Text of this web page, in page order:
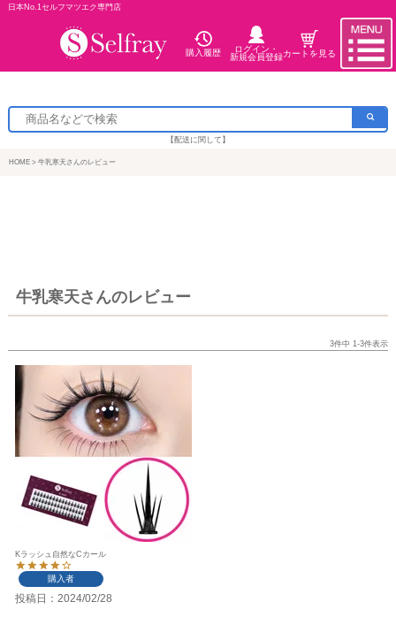
日本No.1セルフマツエク専門店
購入履歴
ログイン・
新規会員登録カートを見る
【配送に関して】
HOME 牛乳寒天さんのレビュー
牛乳寒天さんのレビュー
3件中 1-3件表示
Kラッシュ自然なCカール
購入者
投稿日 2024/02/28